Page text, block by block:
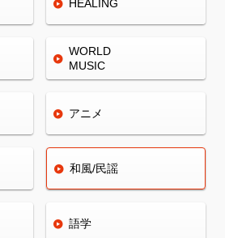
HEALING
WORLD
MUSIC
アニメ
和風/民謡
語学